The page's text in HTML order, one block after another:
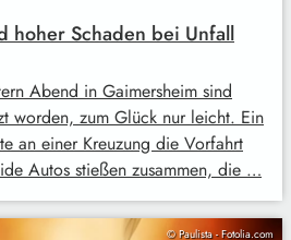
hoher Schaden bei Unfall
Abend in Gaimersheim sind
worden, zum Glück nur leicht. Ein
an einer Kreuzung die Vorfahrt
Autos stießen zusammen, die …
© Paulista - Fotolia.com